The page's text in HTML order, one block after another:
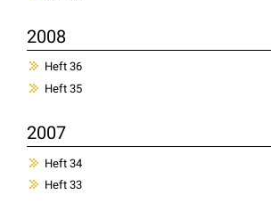
2008
Heft 36
Heft 35
2007
Heft 34
Heft 33